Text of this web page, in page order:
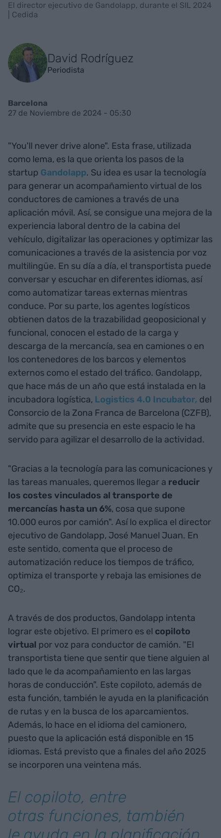
El director ejecutivo de Gandolapp, durante el SIL 2024
| Cedida
David Rodríguez
Periodista
Barcelona
27 de Noviembre de 2024 - 05:30
"You'll never drive alone". Esta frase, utilizada
como lema, es la que orienta los pasos de la
startup Gandolapp. Su idea es usar la tecnología
para generar un acompañamiento virtual de los
conductores de camiones a través de una
aplicación móvil. Así, se consigue una mejora de la
experiencia laboral dentro de la cabina del
vehículo, digitalizar las operaciones y optimizar las
comunicaciones a través de la asistencia por voz
multilingüe. En su día a día, el transportista puede
conversar y escuchar en diferentes idiomas, así
como automatizar tareas externas mientras
conduce. Por su parte, los agentes logísticos
obtienen datos de la trazabilidad geoposicional y
funcional, conocen el estado de la carga y
descarga de la mercancía, sea en camiones o en
los contenedores de los barcos y elementos
externos como el estado del tráfico. Gandolapp,
que hace más de un año que está instalada en la
incubadora logística, Logistics 4.0 Incubator, del
Consorcio de la Zona Franca de Barcelona (CZFB),
admite que su presencia en este espacio le ha
servido para agilizar el desarrollo de la actividad.
"Gracias a la tecnología para las comunicaciones y
las tareas manuales, queremos llegar a reducir
los costes vinculados al transporte de
mercancías hasta un 6%, cosa que supone
10.000 euros por camión". Así lo explica el director
ejecutivo de Gandolapp, José Manuel Juan. En
este sentido, comenta que el proceso de
automatización reduce los tiempos de tráfico,
optimiza el transporte y rebaja las emisiones de
CO₂.
A través de dos productos, Gandolapp intenta
lograr este objetivo. El primero es el copiloto
virtual por voz para conductor de camión. "El
transportista tiene que sentir que tiene alguien al
lado que le da acompañamiento en las largas
horas de conducción". Este copiloto, además de
esta función, también le ayuda en la planificación
de rutas y en la busca de los aparcamientos.
Además, lo hace en el idioma del camionero,
puesto que la aplicación está disponible en 15
idiomas. Está previsto que a finales del año 2025
se incorporen una veintena más.
El copiloto, entre
otras funciones, también